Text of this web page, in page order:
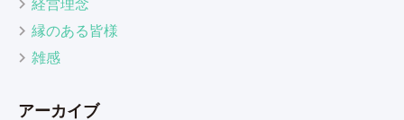
縁のある皆様
雑感
アーカイブ